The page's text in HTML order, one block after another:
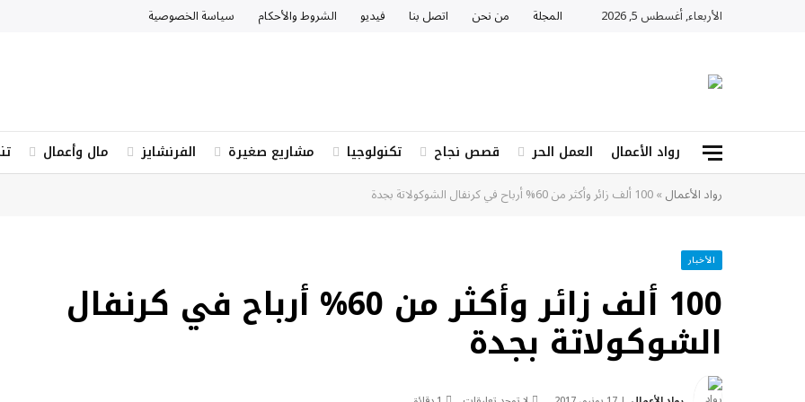
الأربعاء, أغسطس 5, 2026 المجلة من نحن اتصل بنا فيديو الشروط والأحكام سياسة الخصوصية
رواد الأعمال العمل الحر قصص نجاح تكنولوجيا مشاريع صغيرة الفرنشايز مال وأعمال
رواد الأعمال»100 ألف زائر وأكثر من 60% أرباح في كرنفال الشوكولاتة بجدة
الأخبار
100 ألف زائر وأكثر من 60% أرباح في كرنفال
الشوكولاتة بجدة